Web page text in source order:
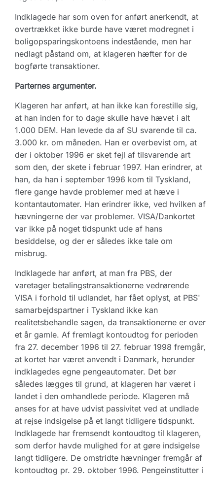
Indklagede har som oven for anført anerkendt, at
overtrækket ikke burde have været modregnet i
boligopsparingskontoens indestående, men har
nedlagt påstand om, at klageren hæfter for de
bogførte transaktioner.
Parternes argumenter.
Klageren har anført, at han ikke kan forestille sig,
at han inden for to dage skulle have hævet i alt
1.000 DEM. Han levede da af SU svarende til ca.
3.000 kr. om måneden. Han er overbevist om, at
der i oktober 1996 er sket fejl af tilsvarende art
som den, der skete i februar 1997. Han erindrer, at
han, da han i september 1996 kom til Tyskland,
flere gange havde problemer med at hæve i
kontantautomater. Han erindrer ikke, ved hvilken af
hævningerne der var problemer. VISA/Dankortet
var ikke på noget tidspunkt ude af hans
besiddelse, og der er således ikke tale om
misbrug.
Indklagede har anført, at man fra PBS, der
varetager betalingstransaktionerne vedrørende
VISA i forhold til udlandet, har fået oplyst, at PBS'
samarbejdspartner i Tyskland ikke kan
realitetsbehandle sagen, da transaktionerne er over
et år gamle. Af fremlagt kontoudtog for perioden
fra 27. december 1996 til 27. februar 1998 fremgår,
at kortet har været anvendt i Danmark, herunder
indklagedes egne pengeautomater. Det bør
således lægges til grund, at klageren har været i
landet i den omhandlede periode. Klageren må
anses for at have udvist passivitet ved at undlade
at rejse indsigelse på et langt tidligere tidspunkt.
Indklagede har fremsendt kontoudtog til klageren,
som derfor havde mulighed for at gøre indsigelse
langt tidligere. De omstridte hævninger fremgår af
kontoudtog pr. 29. oktober 1996. Pengeinstitutter i